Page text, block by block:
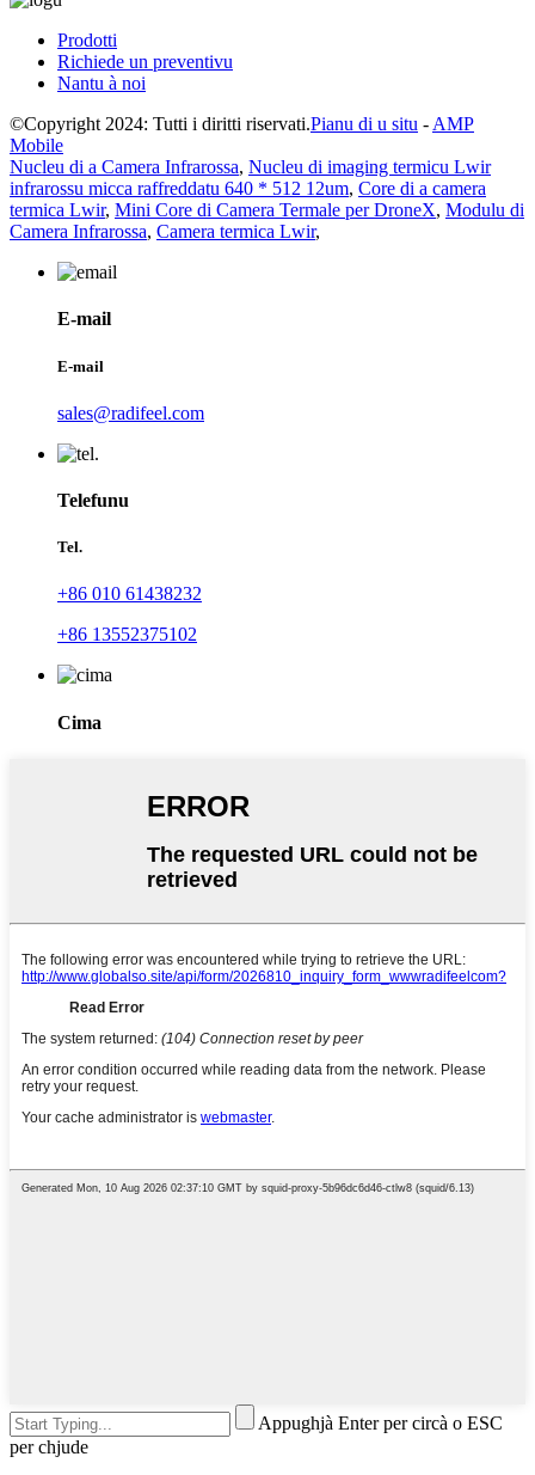
Prodotti
Richiede un preventivu
Nantu à noi
©Copyright 2024: Tutti i diritti riservati.Pianu di u situ - AMP
Mobile
Nucleu di a Camera Infrarossa, Nucleu di imaging termicu Lwir
infrarossu micca raffreddatu 640 * 512 12um, Core di a camera
termica Lwir, Mini Core di Camera Termale per DroneX, Modulu di
Camera Infrarossa, Camera termica Lwir,
E-mail
E-mail
sales@radifeel.com
Telefunu
Tel.
+86 010 61438232
+86 13552375102
Cima
Appughjà Enter per circà o ESC
per chjude